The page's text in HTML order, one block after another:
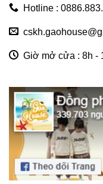
Hotline :
Giờ mở cửa : 8h -